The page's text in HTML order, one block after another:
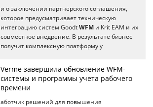
и о заключении партнерского соглашения,
которое предусматривает техническую
интеграцию систем Goodt WFM и Krit EAM и их
совместное внедрение. В результате бизнес
получит комплексную платформу у
Verme завершила обновление WFM-
системы и программы учета рабочего
времени
аботчик решений для повышения